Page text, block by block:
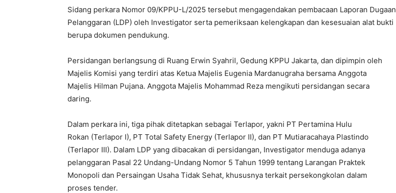
Sidang perkara Nomor 09/KPPU-L/2025 tersebut mengagendakan pembacaan Laporan Dugaan
Pelanggaran (LDP) oleh Investigator serta pemeriksaan kelengkapan dan kesesuaian alat bukti
berupa dokumen pendukung.
Persidangan berlangsung di Ruang Erwin Syahril, Gedung KPPU Jakarta, dan dipimpin oleh
Majelis Komisi yang terdiri atas Ketua Majelis Eugenia Mardanugraha bersama Anggota
Majelis Hilman Pujana. Anggota Majelis Mohammad Reza mengikuti persidangan secara
daring.
Dalam perkara ini, tiga pihak ditetapkan sebagai Terlapor, yakni PT Pertamina Hulu
Rokan (Terlapor I), PT Total Safety Energy (Terlapor II), dan PT Mutiaracahaya Plastindo
(Terlapor III). Dalam LDP yang dibacakan di persidangan, Investigator menduga adanya
pelanggaran Pasal 22 Undang-Undang Nomor 5 Tahun 1999 tentang Larangan Praktek
Monopoli dan Persaingan Usaha Tidak Sehat, khususnya terkait persekongkolan dalam
proses tender.